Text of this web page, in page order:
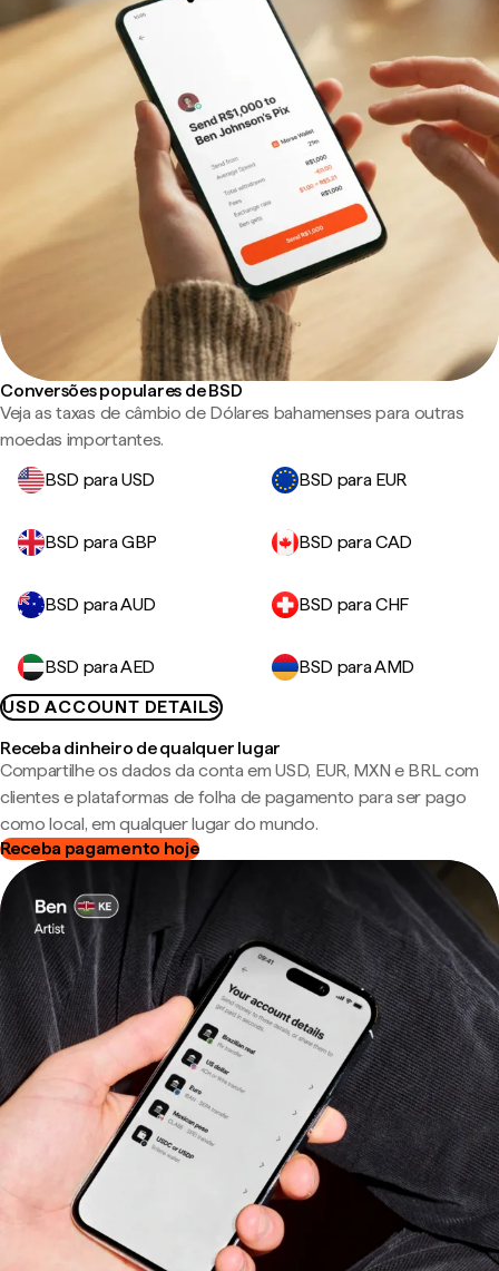
Conversões populares de BSD
Veja as taxas de câmbio de Dólares bahamenses para outras
moedas importantes.
BSD para USD
BSD para EUR
BSD para GBP BSD para CAD
BSD para AUD BSD para CHF
BSD para AED
BSD para AMD
USD ACCOUNT DETAILS
Receba dinheiro de qualquer lugar
Compartilhe os dados da conta em USD, EUR, MXN e BRL com
clientes e plataformas de folha de pagamento para ser pago
como local, em qualquer lugar do mundo.
Receba pagamento hoje